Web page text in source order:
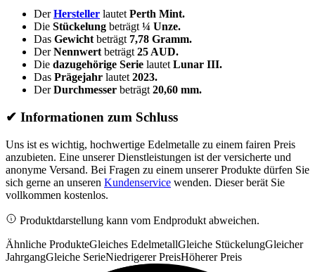
DerHersteller lautetPerth Mint.
Die Stückelung beträgt¼ Unze.
Das Gewichtbeträgt 7,78 Gramm.
DerNennwertbeträgt25 AUD.
Die dazugehörige Serie lautetLunar III.
Das Prägejahr lautet2023.
DerDurchmesser beträgt20,60 mm.
✔ Informationen zum Schluss
Uns ist es wichtig, hochwertige Edelmetalle zu einem fairen Preis
anzubieten. Eine unserer Dienstleistungen ist der versicherte und
anonyme Versand. Bei Fragen zu einem unserer Produkte dürfen Sie
sich gerne an unseren Kundenservice wenden. Dieser berät Sie
vollkommen kostenlos.
Produktdarstellung kann vom Endprodukt abweichen.
Ähnliche ProdukteGleiches EdelmetallGleiche StückelungGleicher
JahrgangGleiche SerieNiedrigerer PreisHöherer Preis